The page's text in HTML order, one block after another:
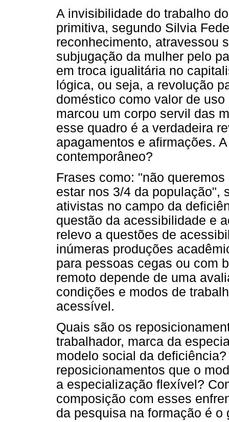
A invisibilidade do trabalho
primitiva, segundo Silvia
reconhecimento, atravessou
subjugação da mulher pelo
em troca igualitária no
lógica, ou seja, a revolução
doméstico como valor de
marcou um corpo servil das
esse quadro é a verdadeira
apagamentos e afirmações.
contemporâneo?
Frases como: "não
estar nos 3/4 da população",
ativistas no campo da
questão da acessibilidade e
relevo a questões de
inúmeras produções
para pessoas cegas ou com
remoto depende de uma
condições e modos de
acessível.
Quais são os
trabalhador, marca da
modelo social da
reposicionamentos que o
a especialização flexível?
composição com esses
da pesquisa na formação é